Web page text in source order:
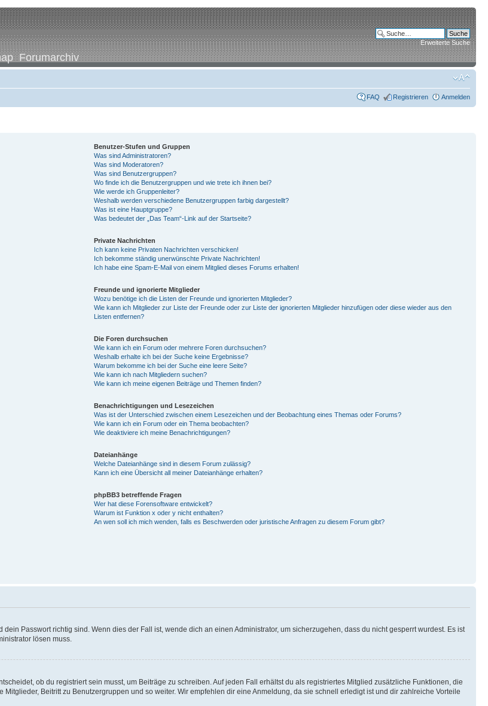
Forumarchiv
Erweiterte Suche
FAQ Registrieren Anmelden
Benutzer-Stufen und Gruppen
Was sind Administratoren?
Was sind Moderatoren?
Was sind Benutzergruppen?
Wo finde ich die Benutzergruppen und wie trete ich ihnen bei?
Wie werde ich Gruppenleiter?
Weshalb werden verschiedene Benutzergruppen farbig dargestellt?
Was ist eine Hauptgruppe?
Was bedeutet der „Das Team“-Link auf der Startseite?
Private Nachrichten
Ich kann keine Privaten Nachrichten verschicken!
Ich bekomme ständig unerwünschte Private Nachrichten!
Ich habe eine Spam-E-Mail von einem Mitglied dieses Forums erhalten!
Freunde und ignorierte Mitglieder
Wozu benötige ich die Listen der Freunde und ignorierten Mitglieder?
Wie kann ich Mitglieder zur Liste der Freunde oder zur Liste der ignorierten Mitglieder hinzufügen oder diese wieder aus den
Listen entfernen?
Die Foren durchsuchen
Wie kann ich ein Forum oder mehrere Foren durchsuchen?
Weshalb erhalte ich bei der Suche keine Ergebnisse?
Warum bekomme ich bei der Suche eine leere Seite?
Wie kann ich nach Mitgliedern suchen?
Wie kann ich meine eigenen Beiträge und Themen finden?
Benachrichtigungen und Lesezeichen
Was ist der Unterschied zwischen einem Lesezeichen und der Beobachtung eines Themas oder Forums?
Wie kann ich ein Forum oder ein Thema beobachten?
Wie deaktiviere ich meine Benachrichtigungen?
Dateianhänge
Welche Dateianhänge sind in diesem Forum zulässig?
Kann ich eine Übersicht all meiner Dateianhänge erhalten?
phpBB3 betreffende Fragen
Wer hat diese Forensoftware entwickelt?
Warum ist Funktion x oder y nicht enthalten?
An wen soll ich mich wenden, falls es Beschwerden oder juristische Anfragen zu diesem Forum gibt?
Passwort richtig sind. Wenn dies der Fall ist, wende dich an einen Administrator, um sicherzugehen, dass du nicht gesperrt wurdest. Es ist
lösen muss.
ob du registriert sein musst, um Beiträge zu schreiben. Auf jeden Fall erhältst du als registriertes Mitglied zusätzliche Funktionen, die
Beitritt zu Benutzergruppen und so weiter. Wir empfehlen dir eine Anmeldung, da sie schnell erledigt ist und dir zahlreiche Vorteile